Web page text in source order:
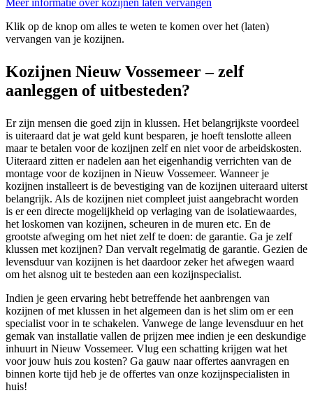
Meer informatie over kozijnen laten vervangen
Klik op de knop om alles te weten te komen over het (laten)
vervangen van je kozijnen.
Kozijnen Nieuw Vossemeer – zelf
aanleggen of uitbesteden?
Er zijn mensen die goed zijn in klussen. Het belangrijkste voordeel
is uiteraard dat je wat geld kunt besparen, je hoeft tenslotte alleen
maar te betalen voor de kozijnen zelf en niet voor de arbeidskosten.
Uiteraard zitten er nadelen aan het eigenhandig verrichten van de
montage voor de kozijnen in Nieuw Vossemeer. Wanneer je
kozijnen installeert is de bevestiging van de kozijnen uiteraard uiterst
belangrijk. Als de kozijnen niet compleet juist aangebracht worden
is er een directe mogelijkheid op verlaging van de isolatiewaardes,
het loskomen van kozijnen, scheuren in de muren etc. En de
grootste afweging om het niet zelf te doen: de garantie. Ga je zelf
klussen met kozijnen? Dan vervalt regelmatig de garantie. Gezien de
levensduur van kozijnen is het daardoor zeker het afwegen waard
om het alsnog uit te besteden aan een kozijnspecialist.
Indien je geen ervaring hebt betreffende het aanbrengen van
kozijnen of met klussen in het algemeen dan is het slim om er een
specialist voor in te schakelen. Vanwege de lange levensduur en het
gemak van installatie vallen de prijzen mee indien je een deskundige
inhuurt in Nieuw Vossemeer. Vlug een schatting krijgen wat het
voor jouw huis zou kosten? Ga gauw naar offertes aanvragen en
binnen korte tijd heb je de offertes van onze kozijnspecialisten in
huis!